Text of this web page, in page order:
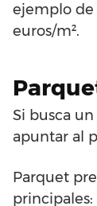
ejemplo de
euros/m².
Si busca
apuntar al
Parquet
principales: